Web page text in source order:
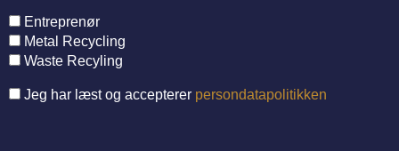
Entreprenør
Metal Recycling
Waste Recyling
Jeg har læst og accepterer persondatapolitikken